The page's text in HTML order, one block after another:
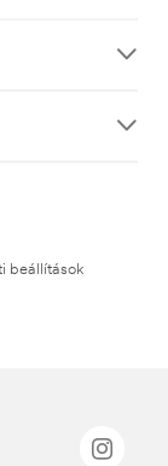
beállítások